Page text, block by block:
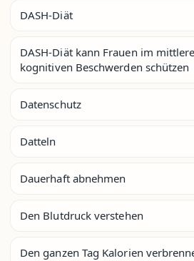
DASH-Diät
DASH-Diät kann Frauen im
kognitiven Beschwerden schützen
Datenschutz
Datteln
Dauerhaft abnehmen
Den Blutdruck verstehen
Den ganzen Tag Kalorien